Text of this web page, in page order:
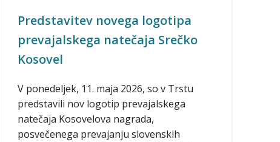
Predstavitev novega logotipa
prevajalskega natečaja Srečko
Kosovel
V ponedeljek, 11. maja 2026, so v Trstu
predstavili nov logotip prevajalskega
natečaja Kosovelova nagrada,
posvečenega prevajanju slovenskih